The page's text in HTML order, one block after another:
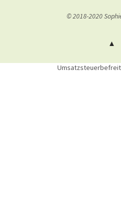
© 2018-2020
Umsatzsteuerbefreit